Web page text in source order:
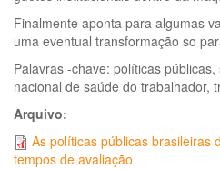
Finalmente aponta para algumas
uma eventual transformação so
Palavras -chave: políticas
nacional de saúde do trabalhador,
Arquivo:
As políticas públicas brasileiras
tempos de avaliação